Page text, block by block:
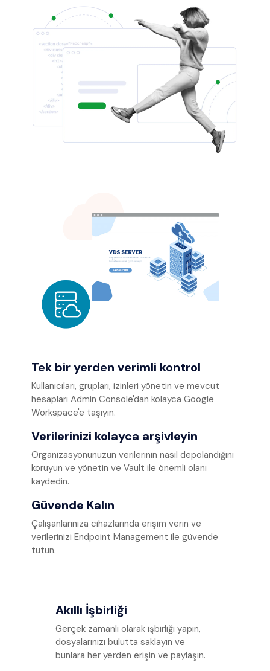
Tek bir yerden verimli kontrol
Kullanıcıları, grupları, izinleri yönetin ve mevcut
hesapları Admin Console'dan kolayca Google
Workspace'e taşıyın.
Verilerinizi kolayca arşivleyin
Organizasyonunuzun verilerinin nasıl depolandığını
koruyun ve yönetin ve Vault ile önemli olanı
kaydedin.
Güvende Kalın
Çalışanlarınıza cihazlarında erişim verin ve
verilerinizi Endpoint Management ile güvende
tutun.
Akıllı İşbirliği
Gerçek zamanlı olarak işbirliği yapın,
dosyalarınızı bulutta saklayın ve
bunlara her yerden erişin ve paylaşın.